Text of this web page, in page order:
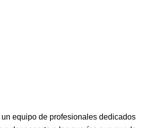
equipo de profesionales dedicados